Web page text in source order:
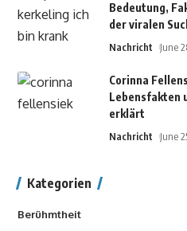
Bedeutung,
der viralen
Nachricht June
Corinna
Lebensfakten
erklärt
Nachricht June
Kategorien
Berühmtheit